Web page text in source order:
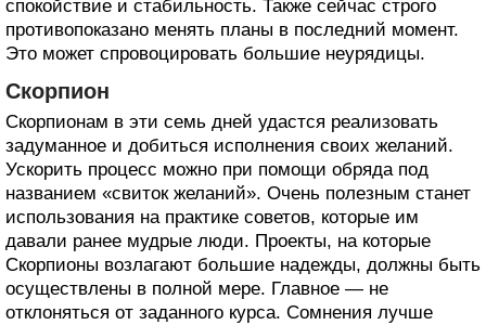
спокойствие и стабильность. Также сейчас строго
противопоказано менять планы в последний момент.
Это может спровоцировать большие неурядицы.
Скорпион
Скорпионам в эти семь дней удастся реализовать
задуманное и добиться исполнения своих желаний.
Ускорить процесс можно при помощи обряда под
названием «свиток желаний». Очень полезным станет
использования на практике советов, которые им
давали ранее мудрые люди. Проекты, на которые
Скорпионы возлагают большие надежды, должны быть
осуществлены в полной мере. Главное — не
отклоняться от заданного курса. Сомнения лучше